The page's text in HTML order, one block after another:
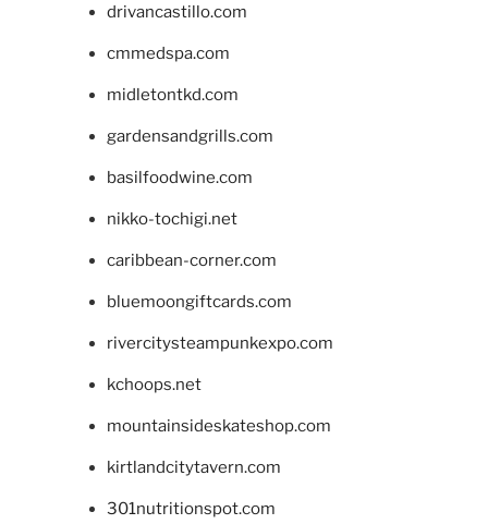
drivancastillo.com
cmmedspa.com
midletontkd.com
gardensandgrills.com
basilfoodwine.com
nikko-tochigi.net
caribbean-corner.com
bluemoongiftcards.com
rivercitysteampunkexpo.com
kchoops.net
mountainsideskateshop.com
kirtlandcitytavern.com
301nutritionspot.com